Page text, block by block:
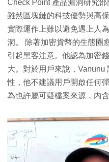
Check Point 產品漏洞研究部
雖然區塊鏈的科技優勢與高
實際運作上難以避免遇上人
洞。 除著加密貨幣的生態圈
引起黑客注意。他認為加密
大。對於用戶來說，Vanunu
性，他不建議用戶開啟任何
為也許屬可疑檔案來源，內